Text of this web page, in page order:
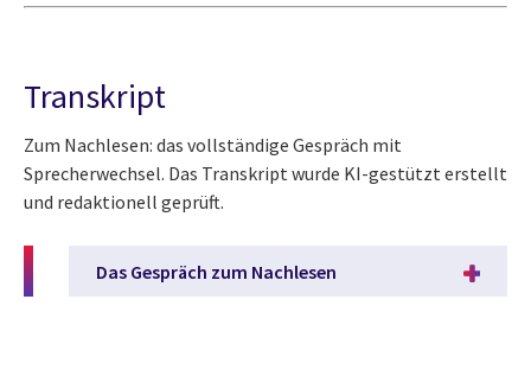
Transkript
Zum Nachlesen: das vollständige Gespräch mit
Sprecherwechsel. Das Transkript wurde KI-gestützt erstellt
und redaktionell geprüft.
Das Gespräch zum Nachlesen